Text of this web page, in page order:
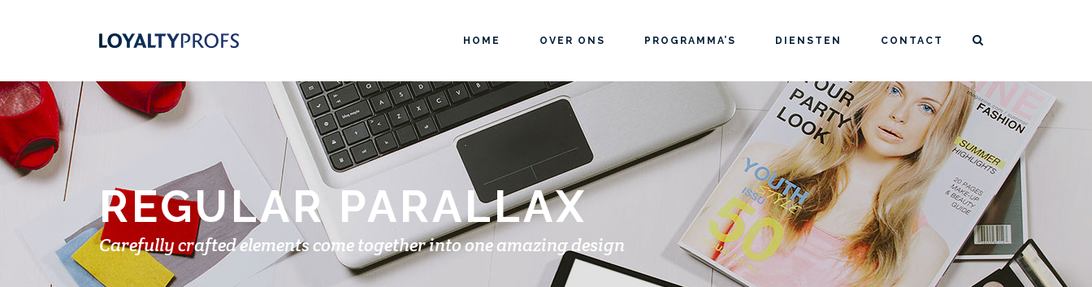
HOME OVER ONS PROGRAMMA’S DIENSTEN CONTACT
REGULAR PARALLAX
Carefully crafted elements come together into one amazing design